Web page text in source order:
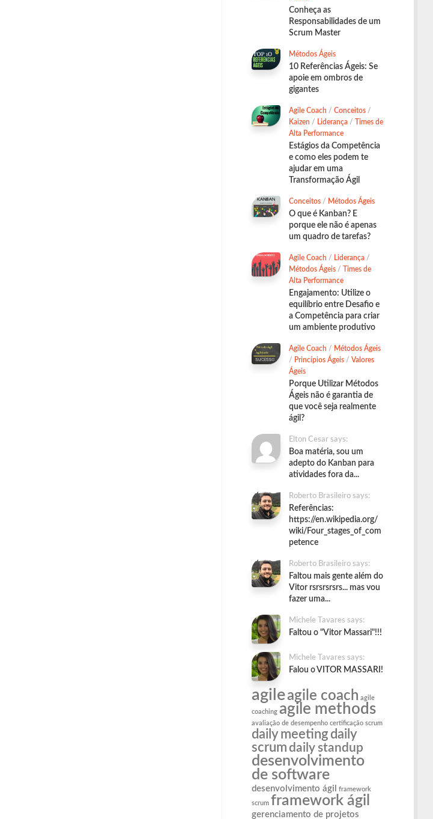
Conheça as
Responsabilidades de um
Scrum Master
Métodos Ágeis
10 Referências Ágeis: Se
apoie em ombros de
gigantes
Agile Coach / Conceitos /
Kaizen / Liderança / Times de
Alta Performance
Estágios da Competência
e como eles podem te
ajudar em uma
Transformação Ágil
Conceitos / Métodos Ágeis
O que é Kanban? E
porque ele não é apenas
um quadro de tarefas?
Agile Coach / Liderança /
Métodos Ágeis / Times de
Alta Performance
Engajamento: Utilize o
equilíbrio entre Desafio e
a Competência para criar
um ambiente produtivo
Agile Coach / Métodos Ágeis
/ Princípios Ágeis / Valores
Ágeis
Porque Utilizar Métodos
Ágeis não é garantia de
que você seja realmente
ágil?
Elton Cesar says:
Boa matéria, sou um
adepto do Kanban para
atividades fora da...
Roberto Brasileiro says:
Referências:
https://en.wikipedia.org/
wiki/Four_stages_of_com
petence
Roberto Brasileiro says:
Faltou mais gente além do
Vitor rsrsrsrsrs... mas vou
fazer uma...
Michele Tavares says:
Faltou o "Vitor Massari"!!!
Michele Tavares says:
Falou o VITOR MASSARI!
agileagile coach agile
coaching agile methods
avaliação de desempenho certificação scrum
daily meeting daily
scrumdaily standup
desenvolvimento
de software
desenvolvimento ágil framework
scrum framework ágil
gerenciamento de projetos